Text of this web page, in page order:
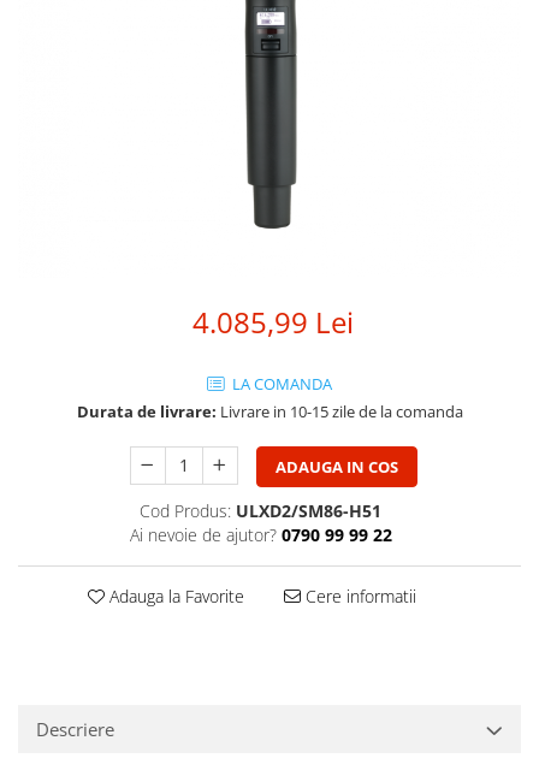
Cabluri la metru
Conectori Audio
Stage Box Multicore
Casti cu fir
Microfoane
4.085,99 Lei
LA COMANDA
Durata de livrare: Livrare in 10-15 zile de la comanda
ADAUGA IN COS
Cod Produs: ULXD2/SM86-H51
Ai nevoie de ajutor? 0790 99 99 22
Adauga la Favorite Cere informatii
Descriere